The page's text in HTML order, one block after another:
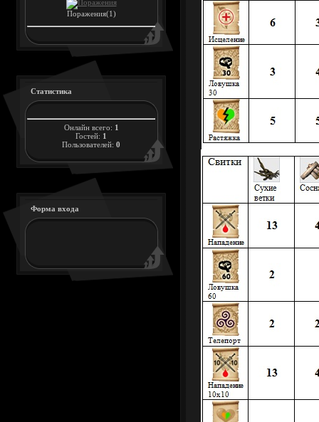
Поражения(1)
Статистика
Онлайн всего: 1
Гостей: 1
Пользователей: 0
Форма входа